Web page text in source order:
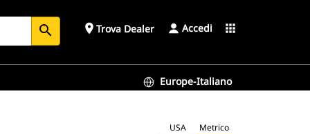
search place Trova Dealer Accedi apps
Europe-Italiano
USA Metrico